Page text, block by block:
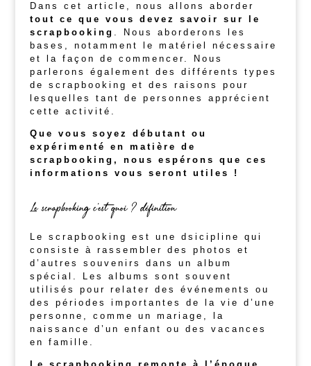
Dans cet article, nous allons aborder
tout ce que vous devez savoir sur le
scrapbooking . Nous aborderons les
bases, notamment le matériel nécessaire
et la façon de commencer. Nous
parlerons également des différents types
de scrapbooking et des raisons pour
lesquelles tant de personnes apprécient
cette activité.
Que vous soyez débutant ou
expérimenté en matière de
scrapbooking, nous espérons que ces
informations vous seront utiles !
Le scrapbooking c’est quoi ? définition
Le scrapbooking est une dsicipline qui
consiste à rassembler des photos et
d’autres souvenirs dans un album
spécial. Les albums sont souvent
utilisés pour relater des événements ou
des périodes importantes de la vie d’une
personne, comme un mariage, la
naissance d’un enfant ou des vacances
en famille.